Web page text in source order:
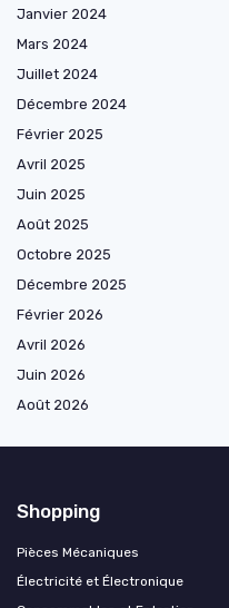
Janvier 2024
Mars 2024
Juillet 2024
Décembre 2024
Février 2025
Avril 2025
Juin 2025
Août 2025
Octobre 2025
Décembre 2025
Février 2026
Avril 2026
Juin 2026
Août 2026
Shopping
Pièces Mécaniques
Électricité et Électronique